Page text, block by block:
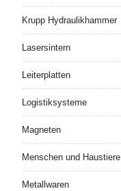
Krupp Hydraulikhammer
Lasersintern
Leiterplatten
Logistiksysteme
Magneten
Menschen und Haustiere
Metallwaren